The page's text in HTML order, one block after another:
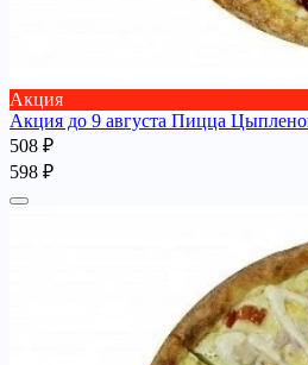
Акция
Акция до 9 августа Пицца
508 ₽
598 ₽